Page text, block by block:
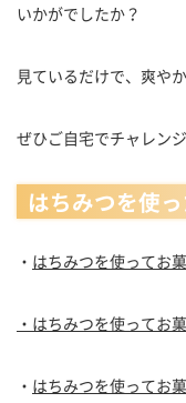
いかがでしたか？
見ているだけで、爽や
ぜひご自宅でチャレン
はちみつを使
・ はちみつを使ってお
・はちみつを使ってお
・ はちみつを使ってお